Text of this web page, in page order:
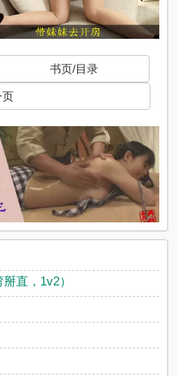
书页/目录
页
直，1v2）